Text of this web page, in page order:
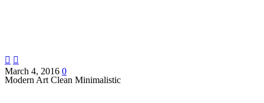
 
March 4, 2016 0
Modern Art Clean Minimalistic